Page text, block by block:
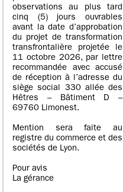
observations au plus tard
cinq (5) jours ouvrables
avant la date d’approbation
du projet de transformation
transfrontalière projetée le
11 octobre 2026, par lettre
recommandée avec accusé
de réception à l’adresse du
siège social 330 allée des
Hêtres – Bâtiment D –
69760 Limonest.
Mention sera faite au
registre du commerce et des
sociétés de Lyon.
Pour avis
La gérance